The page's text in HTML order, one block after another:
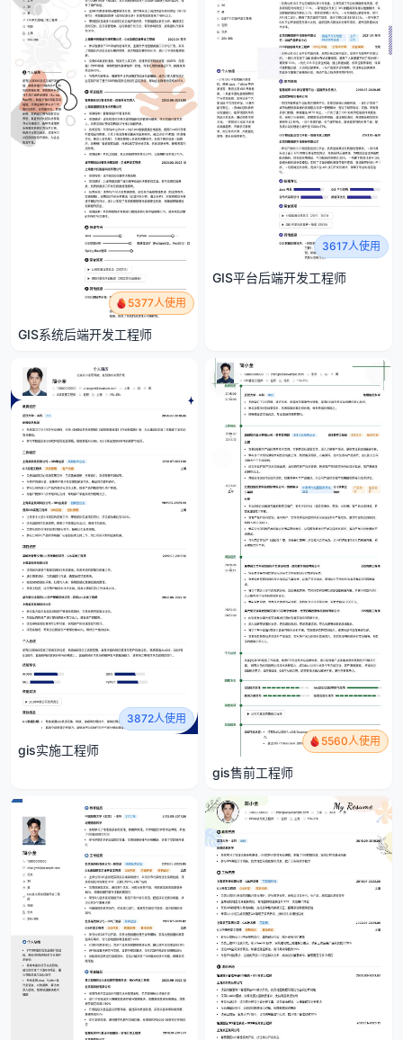
5377人使用
GIS系统后端开发工程师
3617人使用
GIS平台后端开发工程师
3872人使用
gis实施工程师
5560人使用
gis售前工程师